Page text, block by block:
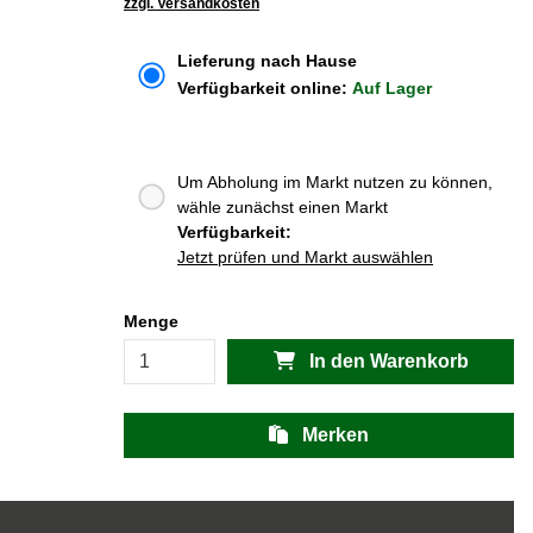
zzgl. Versandkosten
Lieferung nach Hause
Verfügbarkeit online: Auf Lager
Um Abholung im Markt nutzen zu können,
wähle zunächst einen Markt
Verfügbarkeit:
Jetzt prüfen und Markt auswählen
Menge
In den Warenkorb
Merken